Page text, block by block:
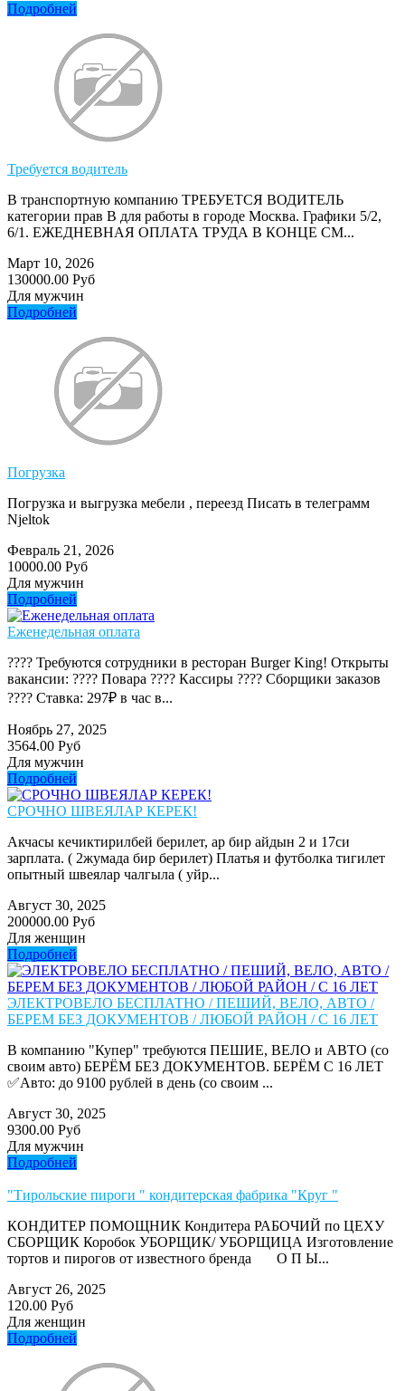
Подробней
Требуется водитель
В транспортную компанию ТРЕБУЕТСЯ ВОДИТЕЛЬ
категории прав В для работы в городе Москва. Графики 5/2,
6/1. ЕЖЕДНЕВНАЯ ОПЛАТА ТРУДА В КОНЦЕ СМ...
Март 10, 2026
130000.00 Руб
Для мужчин
Подробней
Погрузка
Погрузка и выгрузка мебели , переезд Писать в телеграмм
Njeltok
Февраль 21, 2026
10000.00 Руб
Для мужчин
Подробней
Еженедельная оплата
???? Требуются сотрудники в ресторан Burger King! Открыты
вакансии: ???? Повара ???? Кассиры ???? Сборщики заказов
???? Ставка: 297₽ в час в...
Ноябрь 27, 2025
3564.00 Руб
Для мужчин
Подробней
СРОЧНО ШВЕЯЛАР КЕРЕК!
Акчасы кечиктирилбей берилет, ар бир айдын 2 и 17си
зарплата. ( 2жумада бир берилет) Платья и футболка тигилет
опытный швеялар чалгыла ( уйр...
Август 30, 2025
200000.00 Руб
Для женщин
Подробней
ЭЛЕКТРОВЕЛО БЕСПЛАТНО / ПЕШИЙ, ВЕЛО, АВТО /
БЕРЕМ БЕЗ ДОКУМЕНТОВ / ЛЮБОЙ РАЙОН / С 16 ЛЕТ
В компанию "Купер" требуются ПЕШИЕ, ВЕЛО и АВТО (со
своим авто) БЕРЁМ БЕЗ ДОКУМЕНТОВ. БЕРЁМ С 16 ЛЕТ
✅Авто: до 9100 рублей в день (со своим ...
Август 30, 2025
9300.00 Руб
Для мужчин
Подробней
"Тирольские пироги " кондитерская фабрика "Круг "
КОНДИТЕР ПОМОЩНИК Кондитера РАБОЧИЙ по ЦЕХУ
СБОРЩИК Коробок УБОРЩИК/ УБОРЩИЦА Изготовление
тортов и пирогов от известного бренда О П Ы...
Август 26, 2025
120.00 Руб
Для женщин
Подробней